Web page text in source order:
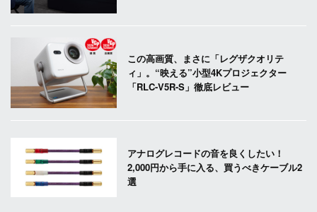
この高画質、まさに「レグザクオリテ
ィ」。“映える”小型4Kプロジェクター
「RLC-V5R-S」徹底レビュー
アナログレコードの音を良くしたい！
2,000円から手に入る、買うべきケーブル2
選